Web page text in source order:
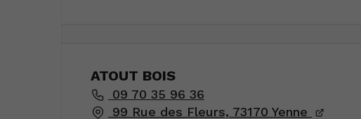
ATOUT BOIS
09 70 35 96 36
99 Rue des Fleurs, 73170 Yenne